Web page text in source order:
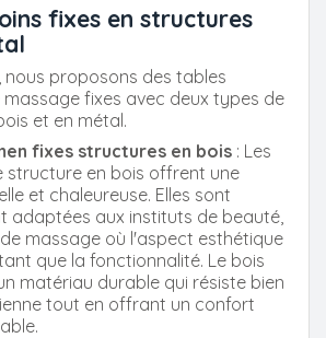
fixes en structures
nous proposons des tables
fixes avec deux types de
et en métal.
fixes structures en bois : Les
structure en bois offrent une
et chaleureuse. Elles sont
adaptées aux instituts de beauté,
massage où l'aspect esthétique
que la fonctionnalité. Le bois
matériau durable qui résiste bien
tout en offrant un confort